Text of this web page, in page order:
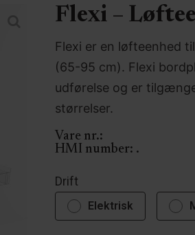
Flexi –
Flexi er en løfteenhed
(65-95 cm). Flexi
udførelse og er
størrelser.
Vare nr.:
HMI number: .
Drift
Elektrisk